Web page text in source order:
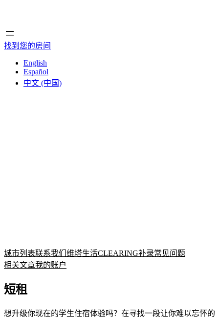
找到您的房间
English
Español
中文 (中国)
城市列表联系我们 维塔生活CLEARING补录常见问题
相关文章我的账户
短租
想升级你现在的学生住宿体验吗？在寻找一段让你难以忘怀的